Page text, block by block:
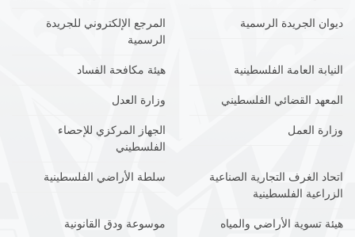
ديوان الجريدة الرسمية
المرجع الإلكتروني للجريدة
الرسمية
النيابة العامة الفلسطينية هيئة مكافحة الفساد
المعهد القضائي الفلسطيني وزارة العدل
وزارة العمل
الجهاز المركزي للإحصاء
الفلسطيني
اتحاد الغرف التجارية الصناعية
الزراعية الفلسطينية
سلطة الأراضي الفلسطينية
هيئة تسوية الأراضي والمياه موسوعة ودق القانونية